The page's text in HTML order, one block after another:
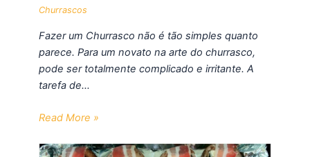
Churrascos
Fazer um Churrasco não é tão simples quanto
parece. Para um novato na arte do churrasco,
pode ser totalmente complicado e irritante. A
tarefa de…
Read More »